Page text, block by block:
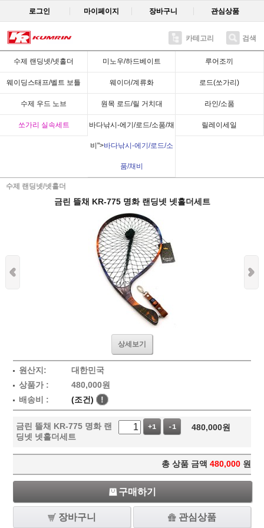
로그인 마이페이지 장바구니 관심상품
카테고리 검색
수제 랜딩넷/넷홀더 미노우/하드베이트 루어조끼
웨이딩스태프/벨트 보틀 웨이더/계류화 로드(쏘가리)
수제 우드 노브 원목 로드/릴 거치대 라인/소품
쏘가리 실속세트 바다낚시-에기/로드/소품/채
비">바다낚시-에기/로드/소
품/채비
릴레이세일
수제 랜딩넷/넷홀더
Recent
금린 뜰채 KR-775 명화 랜딩넷 넷홀더세트
상세보기
원산지:
대한민국
상품가 :
480,000원
배송비 :
(조건) !
금린 뜰채 KR-775 명화 랜
딩넷 넷홀더세트
+1 -1 480,000원
총 상품 금액 480,000 원
구매하기
장바구니 관심상품